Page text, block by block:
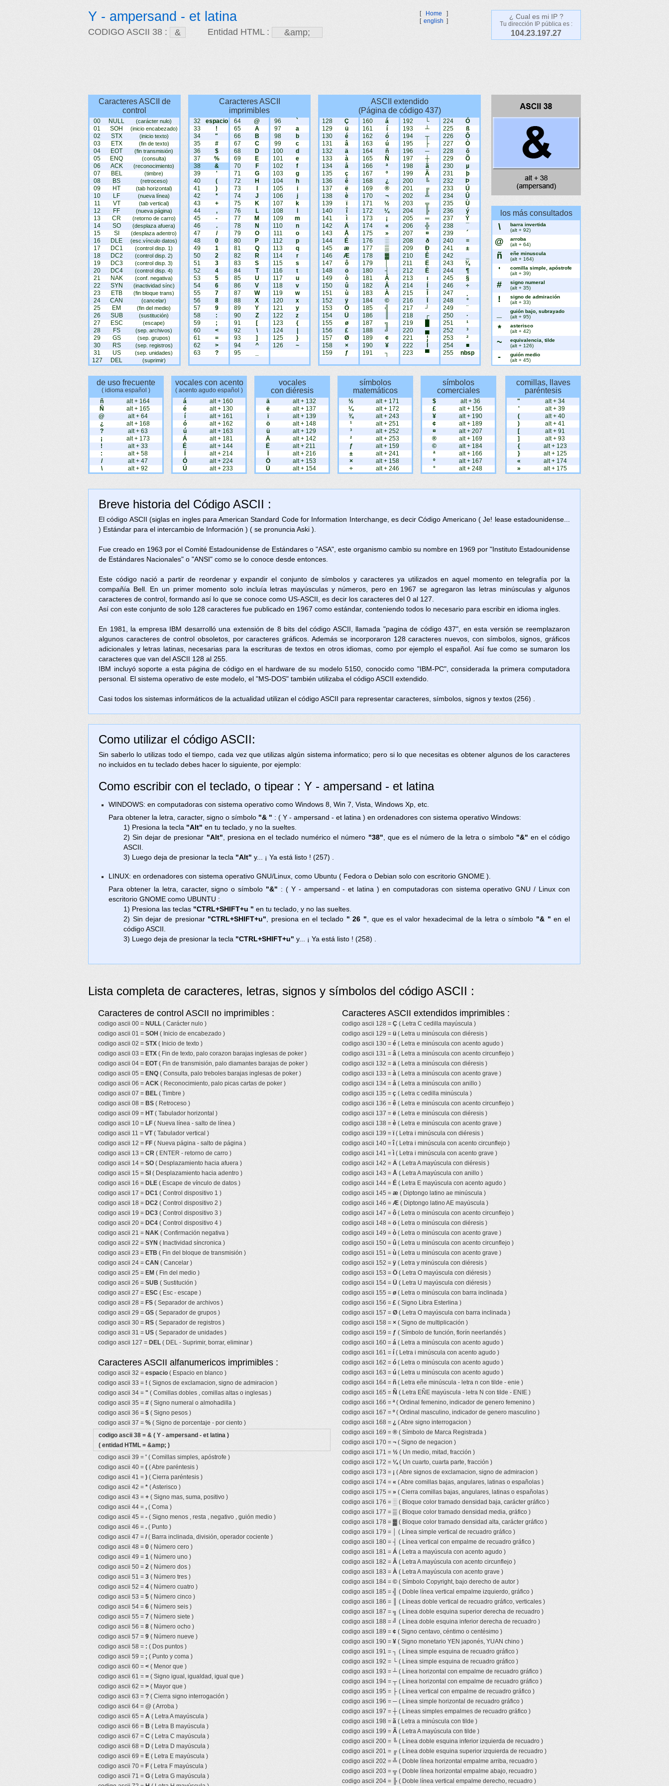
Y - ampersand - et latina
CODIGO ASCII 38 : Entidad HTML :
[ Home
]
[ english ]
¿ Cual es mi IP ?
Tu dirección IP pública es :
104.23.197.27
Caracteres ASCII de
control
00 NULL (carácter nulo)
01 SOH (inicio encabezado)
02 STX (inicio texto)
03 ETX (fin de texto)
04 EOT (fin transmisión)
05 ENQ (consulta)
06 ACK (reconocimiento)
07 BEL (timbre)
08 BS (retroceso)
09 HT (tab horizontal)
10 LF (nueva línea)
11 VT (tab vertical)
12 FF (nueva página)
13 CR (retorno de carro)
14 SO (desplaza afuera)
15 SI (desplaza adentro)
16 DLE (esc.vínculo datos)
17 DC1 (control disp. 1)
18 DC2 (control disp. 2)
19 DC3 (control disp. 3)
20 DC4 (control disp. 4)
21 NAK (conf. negativa)
22 SYN (inactividad sínc)
23 ETB (fin bloque trans)
24 CAN (cancelar)
25 EM (fin del medio)
26 SUB (sustitución)
27 ESC (escape)
28 FS (sep. archivos)
29 GS (sep. grupos)
30 RS (sep. registros)
31 US (sep. unidades)
127 DEL (suprimir)
Caracteres ASCII
imprimibles
32
espacio
33
!
34
"
35
#
36
$
37
%
38
&
39
'
40
(
41
)
42
*
43
+
44
,
45
-
46
.
47
/
48
0
49
1
50
2
51
3
52
4
53
5
54
6
55
7
56
8
57
9
58
:
59
;
60
<
61
=
62
>
63
?
64
@
65
A
66
B
67
C
68
D
69
E
70
F
71
G
72
H
73
74
J
75
K
76
L
77
M
78
N
79
O
80
P
81
Q
82
R
83
S
84
T
85
U
86
V
87
W
88
X
89
Y
90
Z
91
[
92
\
93
]
94
^
95
96
`
97
a
98
b
99
c
100
d
101
e
102
f
103
g
104
h
105
i
106
j
107
k
108
109
m
110
n
111
o
112
p
113
q
114
r
115
s
116
t
117
u
118
v
119
w
120
x
121
y
122
z
123
{
124
125
}
126
~
ASCII extendido
(Página de código 437)
128
Ç
129
ü
130
é
131
â
132
ä
133
à
134
å
135
ç
136
ê
137
ë
138
è
139
ï
140
î
141
ì
142
Ä
143
Å
144
É
145
æ
146
Æ
147
ô
148
ö
149
ò
150
û
151
ù
152
ÿ
153
Ö
154
Ü
155
ø
156
£
157
Ø
158
×
159
ƒ
160
á
161
í
162
ó
163
ú
164
ñ
165
Ñ
166
ª
167
º
168
¿
169
®
170
¬
171
½
172
¼
173
¡
174
«
175
»
176
░
177
▒
178
▓
179
180
┤
181
Á
182
Â
183
À
184
©
185
╣
186
187
╗
188
╝
189
¢
190
¥
191
┐
192
└
193
┴
194
┬
195
├
196
─
197
┼
198
ã
199
Ã
200
╚
201
╔
202
╩
203
╦
204
╠
205
═
206
╬
207
¤
208
ð
209
Ð
210
Ê
211
Ë
212
È
213
ı
214
215
216
217
┘
218
┌
219
220
▄
221
¦
222
223
▀
224
Ó
225
ß
226
Ô
227
Ò
228
õ
229
Õ
230
µ
231
þ
232
Þ
233
Ú
234
Û
235
Ù
236
ý
237
Ý
238
239
´
240
≡
241
±
242
243
¾
244
¶
245
§
246
÷
247
248
°
249
¨
250
·
251
¹
252
³
253
²
254
■
255
nbsp
los más consultados
\
barra invertida
(alt + 92)
@
arroba
(alt + 64)
ñ
eñe minuscula
(alt + 164)
'
comilla simple, apóstrofe
(alt + 39)
#
signo numeral
(alt + 35)
!
signo de admiración
(alt + 33)
guión bajo, subrayado
(alt + 95)
*
asterisco
(alt + 42)
~
equivalencia, tilde
(alt + 126)
-
guión medio
(alt + 45)
de uso frecuente
( idioma español )
ñ
alt + 164
Ñ
alt + 165
@
alt + 64
¿
alt + 168
?
alt + 63
¡
alt + 173
!
alt + 33
:
alt + 58
/
alt + 47
\
alt + 92
vocales con acento
( acento agudo español )
á
alt + 160
é
alt + 130
í
alt + 161
ó
alt + 162
ú
alt + 163
Á
alt + 181
É
alt + 144
alt + 214
Ó
alt + 224
Ú
alt + 233
vocales
con diéresis
ä
alt + 132
ë
alt + 137
ï
alt + 139
ö
alt + 148
ü
alt + 129
Ä
alt + 142
Ë
alt + 211
alt + 216
Ö
alt + 153
Ü
alt + 154
símbolos
matemáticos
½
alt + 171
¼
alt + 172
¾
alt + 243
¹
alt + 251
³
alt + 252
²
alt + 253
ƒ
alt + 159
±
alt + 241
×
alt + 158
÷
alt + 246
símbolos
comerciales
$
alt + 36
£
alt + 156
¥
alt + 190
¢
alt + 189
¤
alt + 207
®
alt + 169
©
alt + 184
ª
alt + 166
º
alt + 167
°
alt + 248
comillas, llaves
paréntesis
"
alt + 34
'
alt + 39
(
alt + 40
)
alt + 41
[
alt + 91
]
alt + 93
{
alt + 123
}
alt + 125
«
alt + 174
»
alt + 175
Breve historia del Código ASCII :
El código ASCII (siglas en ingles para American Standard Code for Information Interchange, es decir Código Americano ( Je! lease estadounidense...
) Estándar para el intercambio de Información ) ( se pronuncia Aski ).
Fue creado en 1963 por el Comité Estadounidense de Estándares o "ASA", este organismo cambio su nombre en 1969 por "Instituto Estadounidense
de Estándares Nacionales" o "ANSI" como se lo conoce desde entonces.
Este código nació a partir de reordenar y expandir el conjunto de símbolos y caracteres ya utilizados en aquel momento en telegrafía por la
compañía Bell. En un primer momento solo incluía letras mayúsculas y números, pero en 1967 se agregaron las letras minúsculas y algunos
caracteres de control, formando así lo que se conoce como US-ASCII, es decir los caracteres del 0 al 127.
Así con este conjunto de solo 128 caracteres fue publicado en 1967 como estándar, conteniendo todos lo necesario para escribir en idioma ingles.
En 1981, la empresa IBM desarrolló una extensión de 8 bits del código ASCII, llamada "pagina de código 437", en esta versión se reemplazaron
algunos caracteres de control obsoletos, por caracteres gráficos. Además se incorporaron 128 caracteres nuevos, con símbolos, signos, gráficos
adicionales y letras latinas, necesarias para la escrituras de textos en otros idiomas, como por ejemplo el español. Así fue como se sumaron los
caracteres que van del ASCII 128 al 255.
IBM incluyó soporte a esta página de código en el hardware de su modelo 5150, conocido como "IBM-PC", considerada la primera computadora
personal. El sistema operativo de este modelo, el "MS-DOS" también utilizaba el código ASCII extendido.
Casi todos los sistemas informáticos de la actualidad utilizan el código ASCII para representar caracteres, símbolos, signos y textos (256) .
Como utilizar el código ASCII:
Sin saberlo lo utilizas todo el tiempo, cada vez que utilizas algún sistema informatico; pero si lo que necesitas es obtener algunos de los caracteres
no incluidos en tu teclado debes hacer lo siguiente, por ejemplo:
Como escribir con el teclado, o tipear : Y - ampersand - et latina
WINDOWS: en computadoras con sistema operativo como Windows 8, Win 7, Vista, Windows Xp, etc.
Para obtener la letra, caracter, signo o símbolo "& " : ( Y - ampersand - et latina ) en ordenadores con sistema operativo Windows:
1) Presiona la tecla "Alt" en tu teclado, y no la sueltes.
2) Sin dejar de presionar "Alt" , presiona en el teclado numérico el número "38" , que es el número de la letra o símbolo "&" en el código
ASCII.
3) Luego deja de presionar la tecla "Alt" y... ¡ Ya está listo ! (257) .
LINUX: en ordenadores con sistema operativo GNU/Linux, como Ubuntu ( Fedora o Debian solo con escritorio GNOME ).
Para obtener la letra, caracter, signo o símbolo "&" : ( Y - ampersand - et latina ) en computadoras con sistema operativo GNU / Linux con
escritorio GNOME como UBUNTU :
1) Presiona las teclas "CTRL+SHIFT+u " en tu teclado, y no las sueltes.
2) Sin dejar de presionar "CTRL+SHIFT+u" , presiona en el teclado " 26 " , que es el valor hexadecimal de la letra o símbolo "& " en el
código ASCII.
3) Luego deja de presionar la tecla "CTRL+SHIFT+u" y... ¡ Ya está listo ! (258) .
Lista completa de caracteres, letras, signos y símbolos del código ASCII :
Caracteres de control ASCII no imprimibles :
codigo ascii 00 = NULL ( Carácter nulo )
codigo ascii 01 = SOH ( Inicio de encabezado )
codigo ascii 02 = STX ( Inicio de texto )
codigo ascii 03 = ETX ( Fin de texto, palo corazon barajas inglesas de poker )
codigo ascii 04 = EOT( Fin de transmisión, palo diamantes barajas de poker )
codigo ascii 05 = ENQ ( Consulta, palo treboles barajas inglesas de poker )
codigo ascii 06 = ACK ( Reconocimiento, palo picas cartas de poker )
codigo ascii 07 = BEL ( Timbre )
codigo ascii 08 = BS ( Retroceso )
codigo ascii 09 = HT( Tabulador horizontal )
codigo ascii 10 = LF ( Nueva línea - salto de línea )
codigo ascii 11 = VT( Tabulador vertical )
codigo ascii 12 = FF ( Nueva página - salto de página )
codigo ascii 13 = CR ( ENTER - retorno de carro )
codigo ascii 14 = SO ( Desplazamiento hacia afuera )
codigo ascii 15 = SI ( Desplazamiento hacia adentro )
codigo ascii 16 = DLE ( Escape de vínculo de datos )
codigo ascii 17 = DC1 ( Control dispositivo 1 )
codigo ascii 18 = DC2 ( Control dispositivo 2 )
codigo ascii 19 = DC3 ( Control dispositivo 3 )
codigo ascii 20 = DC4 ( Control dispositivo 4 )
codigo ascii 21 = NAK ( Confirmación negativa )
codigo ascii 22 = SYN ( Inactividad síncronica )
codigo ascii 23 = ETB ( Fin del bloque de transmisión )
codigo ascii 24 = CAN ( Cancelar )
codigo ascii 25 = EM ( Fin del medio )
codigo ascii 26 = SUB ( Sustitución )
codigo ascii 27 = ESC ( Esc - escape )
codigo ascii 28 = FS ( Separador de archivos )
codigo ascii 29 = GS ( Separador de grupos )
codigo ascii 30 = RS ( Separador de registros )
codigo ascii 31 = US ( Separador de unidades )
codigo ascii 127 = DEL ( DEL - Suprimir, borrar, eliminar )
Caracteres ASCII alfanumericos imprimibles :
codigo ascii 32 = espacio ( Espacio en blanco )
codigo ascii 33 = ! ( Signos de exclamacion, signo de admiracion )
codigo ascii 34 = " ( Comillas dobles , comillas altas o inglesas )
codigo ascii 35 = # ( Signo numeral o almohadilla )
codigo ascii 36 = $ ( Signo pesos )
codigo ascii 37 = % ( Signo de porcentaje - por ciento )
codigo ascii 38 = & ( Y - ampersand - et latina )
( entidad HTML = &amp; )
codigo ascii 39 = ' ( Comillas simples, apóstrofe )
codigo ascii 40 = ( ( Abre paréntesis )
codigo ascii 41 = ) ( Cierra paréntesis )
codigo ascii 42 = * ( Asterisco )
codigo ascii 43 = + ( Signo mas, suma, positivo )
codigo ascii 44 = , ( Coma )
codigo ascii 45 = - ( Signo menos , resta , negativo , guión medio )
codigo ascii 46 = . ( Punto )
codigo ascii 47 = /( Barra inclinada, división, operador cociente )
codigo ascii 48 = 0 ( Número cero )
codigo ascii 49 = 1 ( Número uno )
codigo ascii 50 = 2 ( Número dos )
codigo ascii 51 = 3 ( Número tres )
codigo ascii 52 = 4 ( Número cuatro )
codigo ascii 53 = 5 ( Número cinco )
codigo ascii 54 = 6 ( Número seis )
codigo ascii 55 = 7 ( Número siete )
codigo ascii 56 = 8 ( Número ocho )
codigo ascii 57 = 9 ( Número nueve )
codigo ascii 58 = : ( Dos puntos )
codigo ascii 59 = ; ( Punto y coma )
codigo ascii 60 = < ( Menor que )
codigo ascii 61 = = ( Signo igual, igualdad, igual que )
codigo ascii 62 = > ( Mayor que )
codigo ascii 63 = ? ( Cierra signo interrogación )
codigo ascii 64 = @ ( Arroba )
codigo ascii 65 = A ( Letra A mayúscula )
codigo ascii 66 = B ( Letra B mayúscula )
codigo ascii 67 = C ( Letra C mayúscula )
codigo ascii 68 = D ( Letra D mayúscula )
codigo ascii 69 = E ( Letra E mayúscula )
codigo ascii 70 = F ( Letra F mayúscula )
codigo ascii 71 = G ( Letra G mayúscula )
Caracteres ASCII extendidos imprimibles :
codigo ascii 128 = Ç ( Letra C cedilla mayúscula )
codigo ascii 129 = ü ( Letra u minúscula con diéresis )
codigo ascii 130 = é ( Letra e minúscula con acento agudo )
codigo ascii 131 = â ( Letra a minúscula con acento circunflejo )
codigo ascii 132 = ä ( Letra a minúscula con diéresis )
codigo ascii 133 = à ( Letra a minúscula con acento grave )
codigo ascii 134 = å ( Letra a minúscula con anillo )
codigo ascii 135 = ç ( Letra c cedilla minúscula )
codigo ascii 136 = ê ( Letra e minúscula con acento circunflejo )
codigo ascii 137 = ë ( Letra e minúscula con diéresis )
codigo ascii 138 = è ( Letra e minúscula con acento grave )
codigo ascii 139 =ï( Letra i minúscula con diéresis )
codigo ascii 140 =î( Letra i minúscula con acento circunflejo )
codigo ascii 141 = ì ( Letra i minúscula con acento grave )
codigo ascii 142 = Ä ( Letra A mayúscula con diéresis )
codigo ascii 143 = Å ( Letra A mayúscula con anillo )
codigo ascii 144 = É ( Letra E mayúscula con acento agudo )
codigo ascii 145 = æ ( Diptongo latino ae minúscula )
codigo ascii 146 = Æ ( Diptongo latino AE mayúscula )
codigo ascii 147 = ô ( Letra o minúscula con acento circunflejo )
codigo ascii 148 = ö ( Letra o minúscula con diéresis )
codigo ascii 149 = ò ( Letra o minúscula con acento grave )
codigo ascii 150 = û ( Letra u minúscula con acento circunflejo )
codigo ascii 151 = ù ( Letra u minúscula con acento grave )
codigo ascii 152 = ÿ ( Letra y minúscula con diéresis )
codigo ascii 153 = Ö ( Letra O mayúscula con diéresis )
codigo ascii 154 = Ü ( Letra U mayúscula con diéresis )
codigo ascii 155 = ø ( Letra o minúscula con barra inclinada )
codigo ascii 156 = £ ( Signo Libra Esterlina )
codigo ascii 157 = Ø ( Letra O mayúscula con barra inclinada )
codigo ascii 158 = × ( Signo de multiplicación )
codigo ascii 159 = ƒ ( Símbolo de función, florín neerlandés )
codigo ascii 160 = á ( Letra a minúscula con acento agudo )
codigo ascii 161 = í ( Letra i minúscula con acento agudo )
codigo ascii 162 = ó ( Letra o minúscula con acento agudo )
codigo ascii 163 = ú ( Letra u minúscula con acento agudo )
codigo ascii 164 = ñ ( Letra eñe minúscula - letra n con tilde - enie )
codigo ascii 165 = Ñ ( Letra EÑE mayúscula - letra N con tilde - ENIE )
codigo ascii 166 = ª( Ordinal femenino, indicador de genero femenino )
codigo ascii 167 = º( Ordinal masculino, indicador de genero masculino )
codigo ascii 168 = ¿ ( Abre signo interrogacion )
codigo ascii 169 = ® ( Símbolo de Marca Registrada )
codigo ascii 170 = ¬ ( Signo de negacion )
codigo ascii 171 = ½ ( Un medio, mitad, fracción )
codigo ascii 172 = ¼( Un cuarto, cuarta parte, fracción )
codigo ascii 173 = ¡ ( Abre signos de exclamacion, signo de admiracion )
codigo ascii 174 = « ( Abre comillas bajas, angulares, latinas o españolas )
codigo ascii 175 = » ( Cierra comillas bajas, angulares, latinas o españolas )
codigo ascii 176 = ░ ( Bloque color tramado densidad baja, carácter gráfico )
codigo ascii 177 = ▒ ( Bloque color tramado densidad media, gráfico )
codigo ascii 178 = ▓ ( Bloque color tramado densidad alta, carácter gráfico )
codigo ascii 179 =
( Línea simple vertical de recuadro gráfico )
codigo ascii 180 = ┤ ( Línea vertical con empalme de recuadro gráfico )
codigo ascii 181 = Á ( Letra a mayúscula con acento agudo )
codigo ascii 182 = Â ( Letra A mayúscula con acento circunflejo )
codigo ascii 183 = À ( Letra A mayúscula con acento grave )
codigo ascii 184 = © ( Símbolo Copyright, bajo derecho de autor )
codigo ascii 185 = ╣ ( Doble línea vertical empalme izquierdo, gráfico )
codigo ascii 186 =
( Líneas doble vertical de recuadro gráfico, verticales )
codigo ascii 187 = ╗ ( Línea doble esquina superior derecha de recuadro )
codigo ascii 188 = ╝ ( Línea doble esquina inferior derecha de recuadro )
codigo ascii 189 = ¢ ( Signo centavo, céntimo o centésimo )
codigo ascii 190 = ¥ ( Signo monetario YEN japonés, YUAN chino )
codigo ascii 191 = ┐ ( Línea simple esquina de recuadro gráfico )
codigo ascii 192 = └ ( Línea simple esquina de recuadro gráfico )
codigo ascii 193 = ┴ ( Línea horizontal con empalme de recuadro gráfico )
codigo ascii 194 = ┬ ( Línea horizontal con empalme de recuadro gráfico )
codigo ascii 195 = ├ ( Línea vertical con empalme de recuadro gráfico )
codigo ascii 196 = ─ ( Línea simple horizontal de recuadro gráfico )
codigo ascii 197 = ┼ ( Líneas simples empalmes de recuadro gráfico )
codigo ascii 198 = ã ( Letra a minúscula con tilde )
codigo ascii 199 = Ã ( Letra A mayúscula con tilde )
codigo ascii 200 = ╚ ( Línea doble esquina inferior izquierda de recuadro )
codigo ascii 201 = ╔ ( Línea doble esquina superior izquierda de recuadro )
codigo ascii 202 = ╩ ( Doble línea horizontal empalme arriba, recuadro )
codigo ascii 203 = ╦ ( Doble línea horizontal empalme abajo, recuadro )
codigo ascii 204 = ╠ ( Doble línea vertical empalme derecho, recuadro )